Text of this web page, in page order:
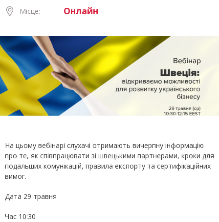
Місце: Онлайн
На цьому вебінарі слухачі отримають вичерпну інформацію
про те, як співпрацювати зі швецькими партнерами, кроки для
подальших комунікацій, правила експорту та сертифікаційних
вимог.
Дата 29 травня
Час 10:30